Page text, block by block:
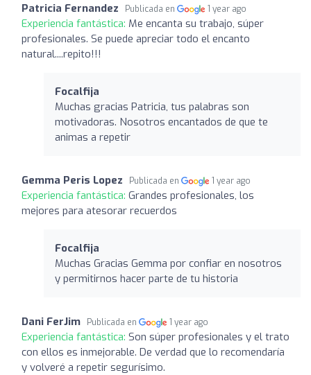
Patricia Fernandez Publicada en 1 year ago
Experiencia fantástica: Me encanta su trabajo, súper
profesionales. Se puede apreciar todo el encanto
natural....repito!!!
Focalfija
Muchas gracias Patricia, tus palabras son
motivadoras. Nosotros encantados de que te
animas a repetir
Gemma Peris Lopez Publicada en 1 year ago
Experiencia fantástica: Grandes profesionales, los
mejores para atesorar recuerdos
Focalfija
Muchas Gracias Gemma por confiar en nosotros
y permitirnos hacer parte de tu historia
Dani FerJim Publicada en 1 year ago
Experiencia fantástica: Son súper profesionales y el trato
con ellos es inmejorable. De verdad que lo recomendaría
y volveré a repetir segurísimo.